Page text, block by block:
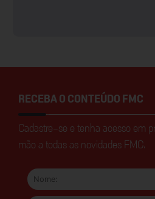
RECEBA O CONTEÚDO FMC
Cadastre-se e tenha acesso em
mão a todas as novidades FMC.